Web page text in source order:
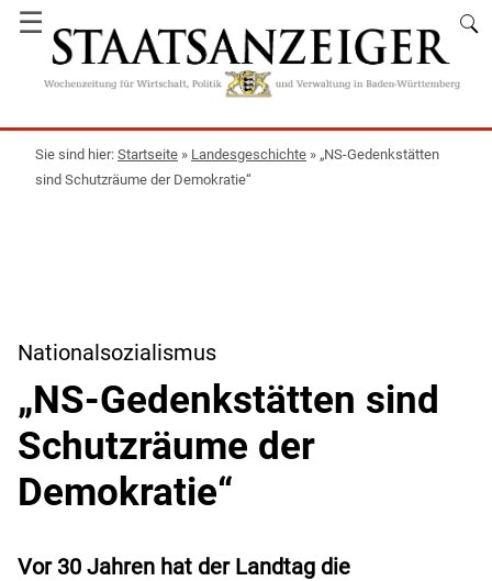
☰
Startseite » Landesgeschichte » „NS-Gedenkstätten
sind Schutzräume der Demokratie“
Nationalsozialismus
„NS-Gedenkstätten sind
Schutzräume der
Demokratie“
Vor 30 Jahren hat der Landtag die